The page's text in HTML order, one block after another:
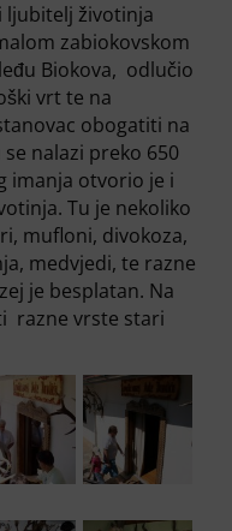
ljubitelj životinja
zabiokovskom
Biokova, odlučio
vrt te na
obogatiti na
nalazi preko 650
imanja otvorio je i
Tu je nekoliko
mufloni, divokoza,
medvjedi, te razne
je besplatan. Na
razne vrste stari